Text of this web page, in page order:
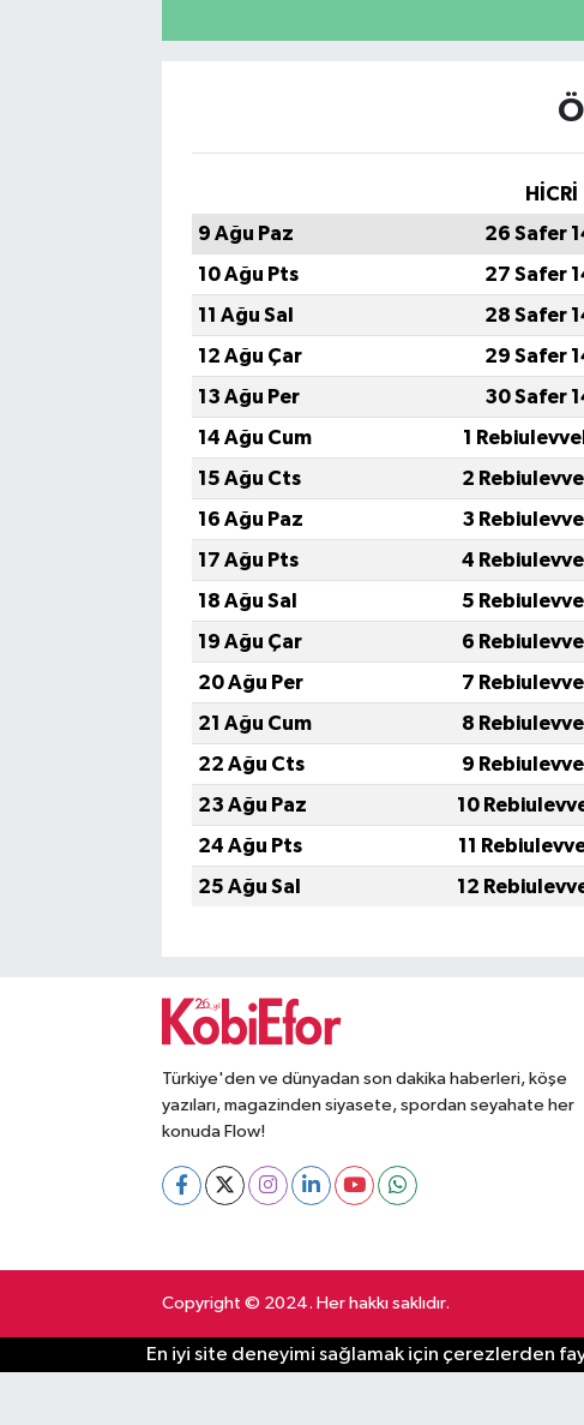
HİCRİ
9 Ağu Paz
26 Safer
10 Ağu Pts
27 Safer
11 Ağu Sal
28 Safer
12 Ağu Çar
29 Safer
13 Ağu Per
30 Safer
14 Ağu Cum
1
15 Ağu Cts
2
16 Ağu Paz
3
17 Ağu Pts
4
18 Ağu Sal
5
19 Ağu Çar
6
20 Ağu Per
7
21 Ağu Cum
8
22 Ağu Cts
9
23 Ağu Paz
10
24 Ağu Pts
11
25 Ağu Sal
12
Türkiye'den ve dünyadan son dakika haberleri, köşe
yazıları, magazinden siyasete, spordan seyahate her
konuda Flow!
Copyright © 2024. Her hakkı saklıdır.
En iyi site deneyimi sağlamak için çerezlerden